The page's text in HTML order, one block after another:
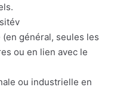
général, seules les
ou en lien avec le
ou industrielle en